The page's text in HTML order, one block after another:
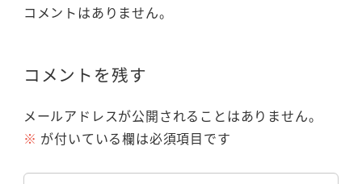
コメントはありません。
コメントを残す
メールアドレスが公開されることはありません。
※ が付いている欄は必須項目です